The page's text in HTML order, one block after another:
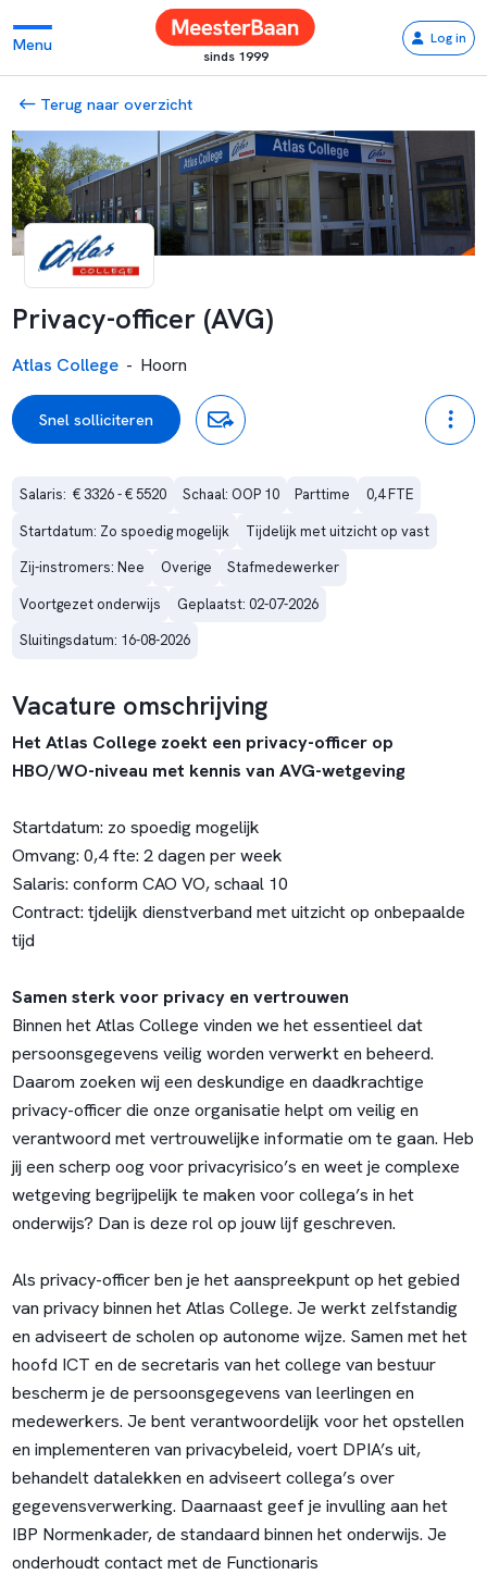
Menu
sinds 1999
Log in
Terug naar overzicht
Privacy-officer (AVG)
Atlas College - Hoorn
Snel solliciteren
Salaris:  € 3326 - € 5520 Schaal: OOP 10 Parttime
0,4 FTE
Startdatum: Zo spoedig mogelijk
Tijdelijk met uitzicht op vast
Zij-instromers: Nee
Overige
Stafmedewerker
Voortgezet onderwijs
Geplaatst: 02-07-2026
Sluitingsdatum: 16-08-2026
Vacature omschrijving
Het Atlas College zoekt een privacy-officer op
HBO/WO-niveau met kennis van AVG-wetgeving
Startdatum: zo spoedig mogelijk
Omvang: 0,4 fte: 2 dagen per week
Salaris: conform CAO VO, schaal 10
Contract: tjdelijk dienstverband met uitzicht op onbepaalde
tijd
Samen sterk voor privacy en vertrouwen
Binnen het Atlas College vinden we het essentieel dat
persoonsgegevens veilig worden verwerkt en beheerd.
Daarom zoeken wij een deskundige en daadkrachtige
privacy-officer die onze organisatie helpt om veilig en
verantwoord met vertrouwelijke informatie om te gaan. Heb
jij een scherp oog voor privacyrisico’s en weet je complexe
wetgeving begrijpelijk te maken voor collega’s in het
onderwijs? Dan is deze rol op jouw lijf geschreven.
Als privacy-officer ben je het aanspreekpunt op het gebied
van privacy binnen het Atlas College. Je werkt zelfstandig
en adviseert de scholen op autonome wijze. Samen met het
hoofd ICT en de secretaris van het college van bestuur
bescherm je de persoonsgegevens van leerlingen en
medewerkers. Je bent verantwoordelijk voor het opstellen
en implementeren van privacybeleid, voert DPIA’s uit,
behandelt datalekken en adviseert collega’s over
gegevensverwerking. Daarnaast geef je invulling aan het
IBP Normenkader, de standaard binnen het onderwijs. Je
onderhoudt contact met de Functionaris